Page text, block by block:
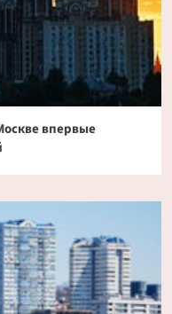
впервые